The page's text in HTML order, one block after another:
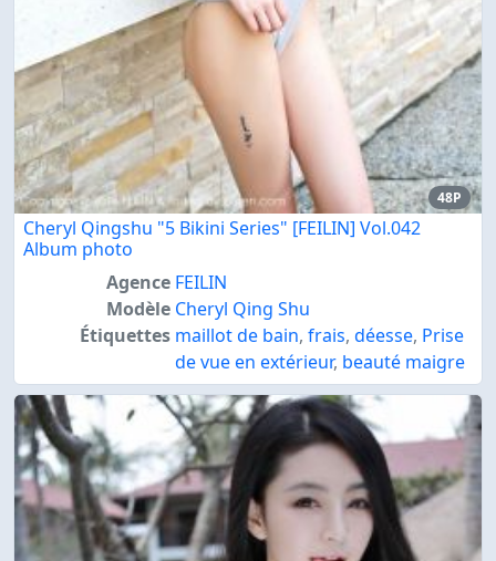
48P
Cheryl Qingshu "5 Bikini Series" [FEILIN] Vol.042
Album photo
Agence FEILIN
Modèle Cheryl Qing Shu
Étiquettes maillot de bain, frais, déesse, Prise
de vue en extérieur, beauté maigre